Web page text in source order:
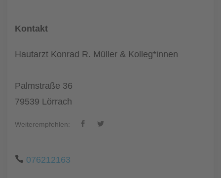
Kontakt
Hautarzt Konrad R. Müller & Kolleg*innen
Palmstraße 36
79539 Lörrach
Weiterempfehlen:
076212163